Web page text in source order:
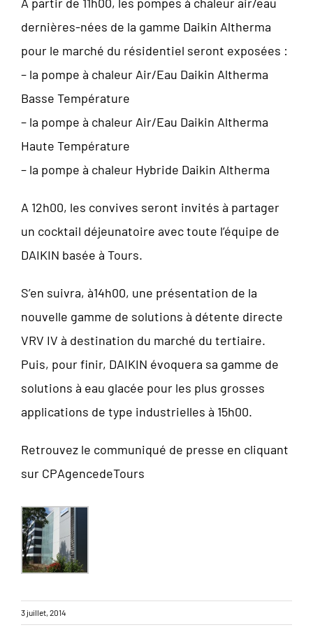
dernières-nées de la gamme Daikin Altherma
pour le marché du résidentiel seront exposées :
– la pompe à chaleur Air/Eau Daikin Altherma
Basse Température
– la pompe à chaleur Air/Eau Daikin Altherma
Haute Température
– la pompe à chaleur Hybride Daikin Altherma
A 12h00, les convives seront invités à partager
un cocktail déjeunatoire avec toute l’équipe de
DAIKIN basée à Tours.
S’en suivra, à14h00, une présentation de la
nouvelle gamme de solutions à détente directe
VRV IV à destination du marché du tertiaire.
Puis, pour finir, DAIKIN évoquera sa gamme de
solutions à eau glacée pour les plus grosses
applications de type industrielles à 15h00.
Retrouvez le communiqué de presse en cliquant
sur CPAgencedeTours
3 juillet, 2014